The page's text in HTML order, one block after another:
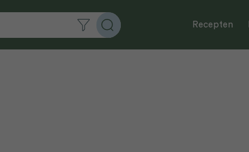
Recepten